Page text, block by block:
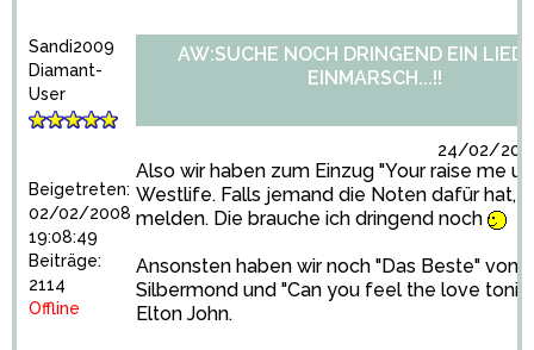
Sandi2009
Diamant-
User
Beigetreten:
02/02/2008
19:08:49
Beiträge:
2114
Offline
AW:SUCHE NOCH DRINGEND EIN LIED
EINMARSCH...!!
24/02/
Also wir haben zum Einzug "Your raise me
Westlife. Falls jemand die Noten dafür hat,
melden. Die brauche ich dringend noch
Ansonsten haben wir noch "Das Beste" von
Silbermond und "Can you feel the love
Elton John.